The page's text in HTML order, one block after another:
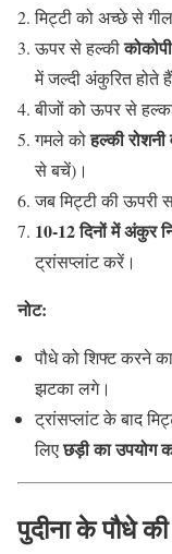
मिट्टी को अच्छे से
ऊपर से हल्की
में जल्दी अंकुरित होते
बीजों को ऊपर से
गमले कोहल्की
से बचें)।
जब मिट्टी की
10-12 दिनों में अंकुर
ट्रांसप्लांट करें।
नोट:
पौधे को शिफ्ट करने
झटका लगे।
ट्रांसप्लांट के बाद
लिएछड़ी का उपयोग
पुदीना के पौधे